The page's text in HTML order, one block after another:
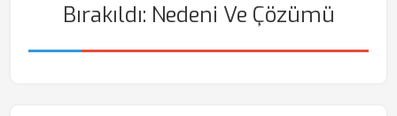
Bırakıldı: Nedeni Ve Çözümü